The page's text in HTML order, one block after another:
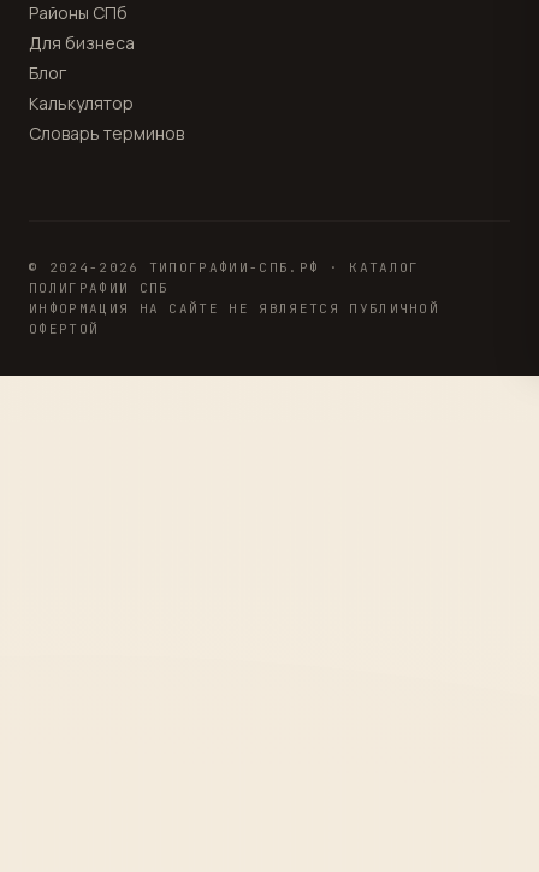
Районы СПб
Для бизнеса
Блог
Калькулятор
Словарь терминов
© 2024-2026 ТИПОГРАФИИ-СПБ.РФ · КАТАЛОГ
ПОЛИГРАФИИ СПБ
ИНФОРМАЦИЯ НА САЙТЕ НЕ ЯВЛЯЕТСЯ ПУБЛИЧНОЙ
ОФЕРТОЙ